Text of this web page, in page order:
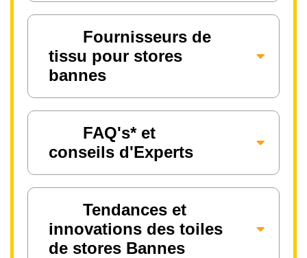
Fournisseurs de
tissu pour stores
bannes
FAQ's* et
conseils d'Experts
Tendances et
innovations des toiles
de stores Bannes